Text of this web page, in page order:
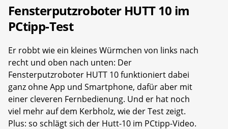
Fensterputzroboter HUTT 10 im
PCtipp-Test
Er robbt wie ein kleines Würmchen von links nach
recht und oben nach unten: Der
Fensterputzroboter HUTT 10 funktioniert dabei
ganz ohne App und Smartphone, dafür aber mit
einer cleveren Fernbedienung. Und er hat noch
viel mehr auf dem Kerbholz, wie der Test zeigt.
Plus: so schlägt sich der Hutt-10 im PCtipp-Video.